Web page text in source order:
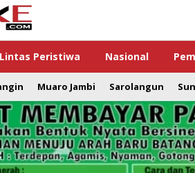
Lintas Peristiwa Nasional
Muaro Jambi Sarolangun